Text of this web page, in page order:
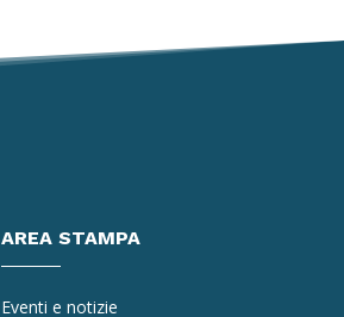
AREA STAMPA
Eventi e notizie